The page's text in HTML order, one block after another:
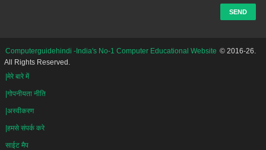
Computerguidehindi -India's No-1 Computer Educational Website © 2016-26.
All Rights Reserved.
|मेरे बारे में
|गोपनीयता नीति
|अस्वीकरण
|हमसे संपर्क करे
साईट मैप